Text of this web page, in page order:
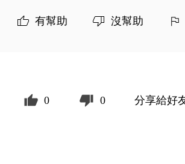
有幫助 沒幫助
0 0 分享給好